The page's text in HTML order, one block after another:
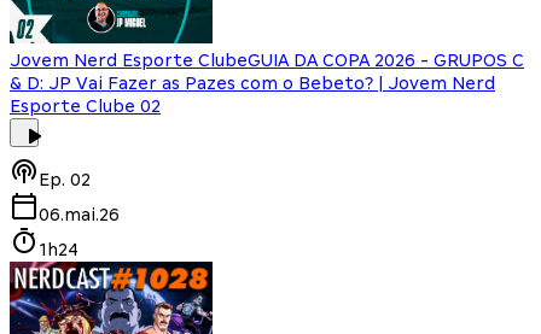
Jovem Nerd Esporte ClubeGUIA DA COPA 2026 - GRUPOS C
& D: JP Vai Fazer as Pazes com o Bebeto? | Jovem Nerd
Esporte Clube 02
Ep. 02
06.mai.26
1h24